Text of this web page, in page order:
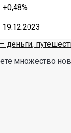
+0,48%
19.12.2023
множество